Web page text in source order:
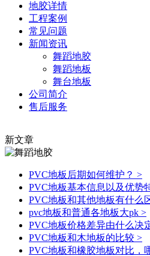
地胶详情
工程案例
常见问题
新闻资讯
舞蹈地胶
舞蹈地板
舞台地板
公司简介
售后服务
新文章
PVC地板后期如何维护？ >
PVC地板基本信息以及优势
PVC地板和其他地板有什么
pvc地板和普通各地板大pk >
PVC地板价格差异由什么决
PVC地板和木地板的比较 >
PVC地板和橡胶地板对比，